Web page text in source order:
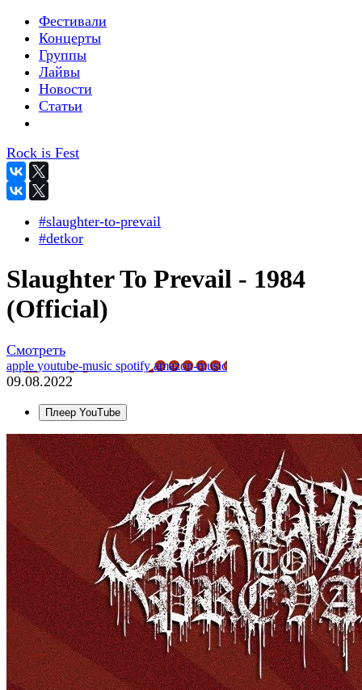
Фестивали
Концерты
Группы
Лайвы
Новости
Статьи
Rock is Fest
#slaughter-to-prevail
#detkor
Slaughter To Prevail - 1984
(Official)
Смотреть
apple youtube-music spotifyamazon-music
09.08.2022
Плеер YouTube